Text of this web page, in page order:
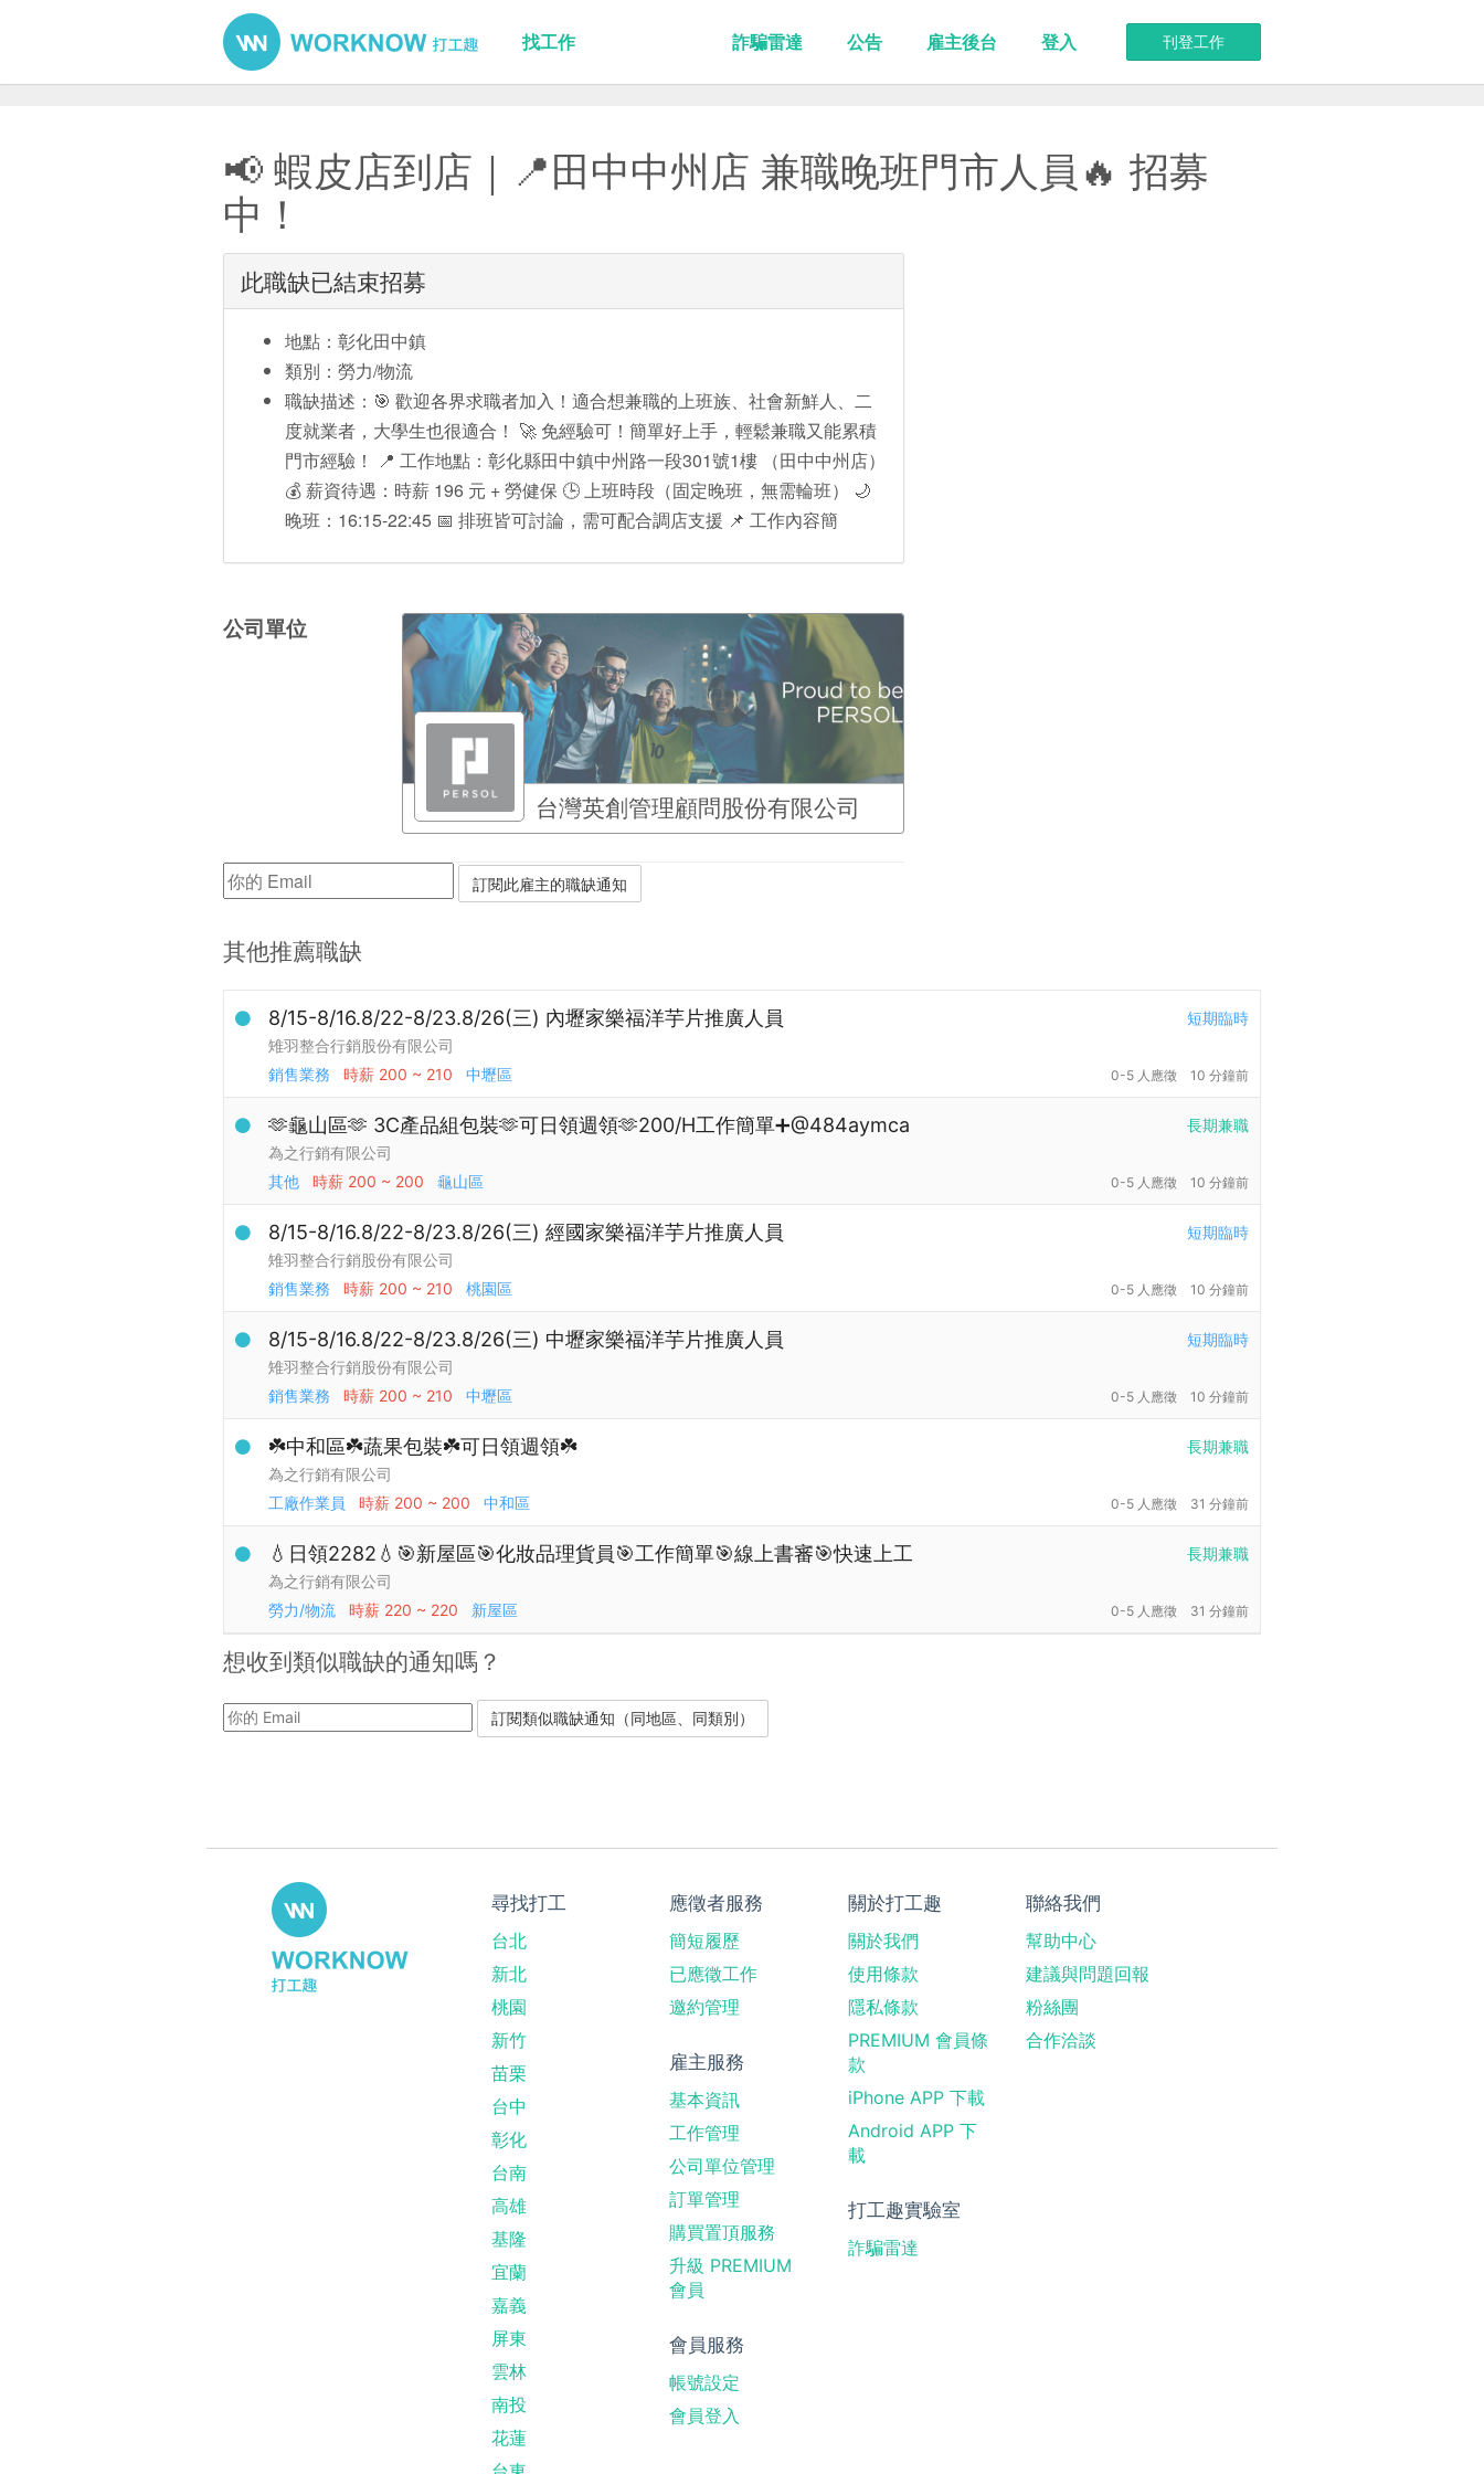
刊登工作
找工作 詐騙雷達 公告 雇主後台 登入
📢 蝦皮店到店｜📍田中中州店 兼職晚班門市人員🔥 招募
中！
此職缺已結束招募
地點：彰化田中鎮
類別：勞力/物流
職缺描述：🎯 歡迎各界求職者加入！適合想兼職的上班族、社會新鮮人、二
度就業者，大學生也很適合！ 🚀 免經驗可！簡單好上手，輕鬆兼職又能累積
門市經驗！ 📍 工作地點：彰化縣田中鎮中州路一段301號1樓 （田中中州店）
💰 薪資待遇：時薪 196 元 + 勞健保 🕒 上班時段（固定晚班，無需輪班） 🌙
晚班：16:15-22:45 📅 排班皆可討論，需可配合調店支援 📌 工作內容簡
公司單位
台灣英創管理顧問股份有限公司
其他推薦職缺
短期臨時
8/15-8/16.8/22-8/23.8/26(三) 內壢家樂福洋芋片推廣人員
雉羽整合行銷股份有限公司
銷售業務
時薪 200 ~ 210 中壢區 0-5 人應徵 10 分鐘前
長期兼職
🫶龜山區🫶 3C產品組包裝🫶可日領週領🫶200/H工作簡單➕@484aymca
為之行銷有限公司
其他
時薪 200 ~ 200 龜山區 0-5 人應徵 10 分鐘前
短期臨時
8/15-8/16.8/22-8/23.8/26(三) 經國家樂福洋芋片推廣人員
雉羽整合行銷股份有限公司
銷售業務
時薪 200 ~ 210 桃園區 0-5 人應徵 10 分鐘前
短期臨時
8/15-8/16.8/22-8/23.8/26(三) 中壢家樂福洋芋片推廣人員
雉羽整合行銷股份有限公司
銷售業務
時薪 200 ~ 210 中壢區 0-5 人應徵 10 分鐘前
長期兼職
☘️中和區☘️蔬果包裝☘️可日領週領☘️
為之行銷有限公司
工廠作業員
時薪 200 ~ 200 中和區 0-5 人應徵 31 分鐘前
長期兼職
💧日領2282💧🎯新屋區🎯化妝品理貨員🎯工作簡單🎯線上書審🎯快速上工
為之行銷有限公司
勞力/物流
時薪 220 ~ 220 新屋區 0-5 人應徵 31 分鐘前
想收到類似職缺的通知嗎？
尋找打工
台北
新北
桃園
新竹
苗栗
台中
彰化
台南
高雄
基隆
宜蘭
嘉義
屏東
雲林
南投
花蓮
應徵者服務
簡短履歷
已應徵工作
邀約管理
雇主服務
基本資訊
工作管理
公司單位管理
訂單管理
購買置頂服務
升級 PREMIUM
會員
會員服務
帳號設定
會員登入
關於打工趣
關於我們
使用條款
隱私條款
PREMIUM 會員條
款
iPhone APP 下載
Android APP 下
載
打工趣實驗室
詐騙雷達
聯絡我們
幫助中心
建議與問題回報
粉絲團
合作洽談